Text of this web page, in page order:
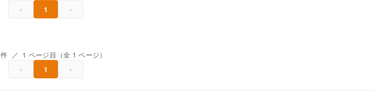
‹ 1 ›
件 ／ 1 ページ目（全 1 ページ）
‹ 1 ›